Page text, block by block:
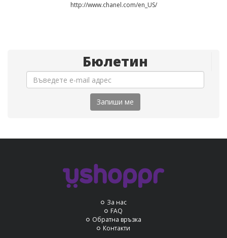
http://www.chanel.com/en_US/
Бюлетин
Запиши ме
За нас
FAQ
Обратна връзка
Контакти